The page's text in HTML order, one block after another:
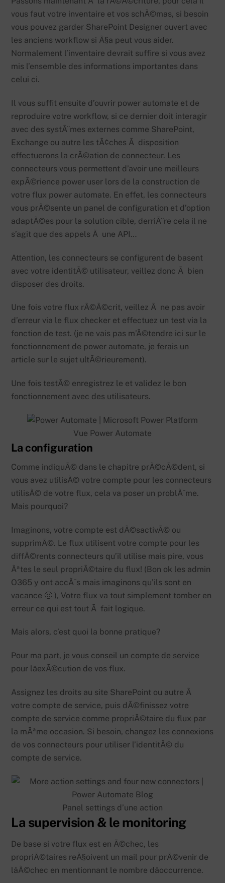
vous faut votre inventaire et vos schÃ©mas, si besoin
vous pouvez garder SharePoint Designer ouvert avec
les anciens workflow si Ã§a peut vous aider.
Normalement l’inventaire devrait suffire si vous avez
mis l’ensemble des informations importantes dans
celui ci.
Il vous suffit ensuite d’ouvrir power automate et de
reproduire votre workflow, si ce dernier doit interagir
avec des systÃ¨mes externes comme SharePoint,
Exchange ou autre les tÃ¢ches Ã disposition
effectuerons la crÃ©ation de connecteur. Les
connecteurs vous permettent d’avoir une meilleurs
expÃ©rience power user lors de la construction de
votre flux power automate. En effet, les connecteurs
vous prÃ©sente un panel de configuration et d’option
adaptÃ©es pour la solution cible, derriÃ¨re cela il ne
s’agit que des appels Ã une API…
Attention, les connecteurs se configurent de basent
avec votre identitÃ© utilisateur, veillez donc Ã bien
disposer des droits.
Une fois votre flux rÃ©Ã©crit, veillez Ã ne pas avoir
d’erreur via le flux checker et effectuez un test via la
fonction de test. (je ne vais pas m’Ã©tendre ici sur le
fonctionnement de power automate, je ferais un
article sur le sujet ultÃ©rieurement).
Une fois testÃ© enregistrez le et validez le bon
fonctionnement avec des utilisateurs.
Vue Power Automate
La configuration
Comme indiquÃ© dans le chapitre prÃ©cÃ©dent, si
vous avez utilisÃ© votre compte pour les connecteurs
utilisÃ© de votre flux, cela va poser un problÃ¨me.
Mais pourquoi?
Imaginons, votre compte est dÃ©sactivÃ© ou
supprimÃ©. Le flux utilisent votre compte pour les
diffÃ©rents connecteurs qu’il utilise mais pire, vous
Ãªtes le seul propriÃ©taire du flux! (Bon ok les admin
O365 y ont accÃ¨s mais imaginons qu’ils sont en
vacance 🙂 ), Votre flux va tout simplement tomber en
erreur ce qui est tout Ã fait logique.
Mais alors, c’est quoi la bonne pratique?
Pour ma part, je vous conseil un compte de service
pour lâexÃ©cution de vos flux.
Assignez les droits au site SharePoint ou autre Ã
votre compte de service, puis dÃ©finissez votre
compte de service comme propriÃ©taire du flux par
la mÃªme occasion. Si besoin, changez les connexions
de vos connecteurs pour utiliser l’identitÃ© du
compte de service.
Panel settings d’une action
La supervision & le monitoring
De base si votre flux est en Ã©chec, les
propriÃ©taires reÃ§oivent un mail pour prÃ©venir de
lâÃ©chec en mentionnant le nombre dâoccurrence.